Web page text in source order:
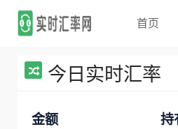
首页
今日实时汇率
金额 持